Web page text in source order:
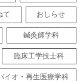
て おしらせ
鍼灸師学科
臨床工学技士科
イオ・再生医療学科